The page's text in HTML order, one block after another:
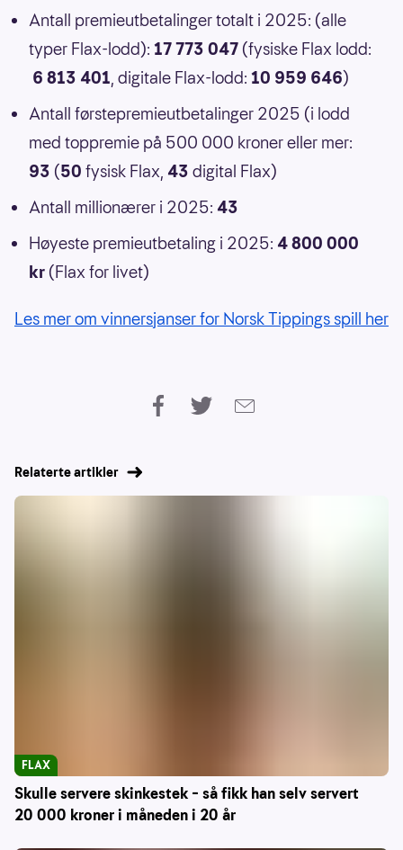
Antall premieutbetalinger totalt i 2025: (alle
typer Flax-lodd): 17 773 047 (fysiske Flax lodd:
6 813 401, digitale Flax-lodd: 10 959 646)
Antall førstepremieutbetalinger 2025 (i lodd
med toppremie på 500 000 kroner eller mer:
93 (50 fysisk Flax, 43 digital Flax)
Antall millionærer i 2025: 43
Høyeste premieutbetaling i 2025: 4 800 000
kr (Flax for livet)
Les mer om vinnersjanser for Norsk Tippings spill her
Relaterte artikler
Skulle servere skinkestek – så fikk han selv servert
20 000 kroner i måneden i 20 år
FLAX